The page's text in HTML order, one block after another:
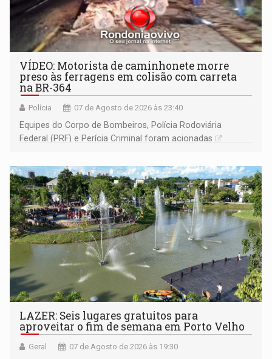
VÍDEO: Motorista de caminhonete morre
preso às ferragens em colisão com carreta
na BR-364
Polícia 07 de Agosto de 2026 às 23:40
Equipes do Corpo de Bombeiros, Polícia Rodoviária
Federal (PRF) e Perícia Criminal foram acionadas
LAZER: Seis lugares gratuitos para
aproveitar o fim de semana em Porto Velho
Geral 07 de Agosto de 2026 às 19:30